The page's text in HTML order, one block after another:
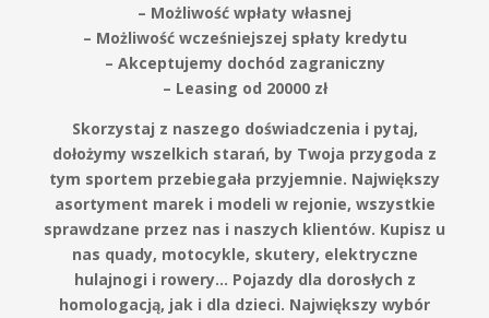
– Możliwość wpłaty własnej
– Możliwość wcześniejszej spłaty kredytu
– Akceptujemy dochód zagraniczny
– Leasing od 20000 zł
Skorzystaj z naszego doświadczenia i pytaj,
dołożymy wszelkich starań, by Twoja przygoda z
tym sportem przebiegała przyjemnie. Największy
asortyment marek i modeli w rejonie, wszystkie
sprawdzane przez nas i naszych klientów. Kupisz u
nas quady, motocykle, skutery, elektryczne
hulajnogi i rowery… Pojazdy dla dorosłych z
homologacją, jak i dla dzieci. Największy wybór